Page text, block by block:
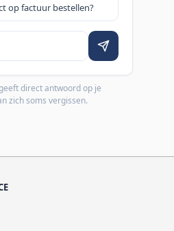
op factuur bestellen?
direct antwoord op je
zich soms vergissen.